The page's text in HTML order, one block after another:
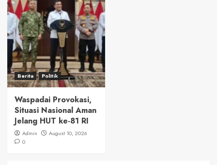
Berita Politik
Waspadai Provokasi,
Situasi Nasional Aman
Jelang HUT ke-81 RI
Admin
August 10, 2026
0